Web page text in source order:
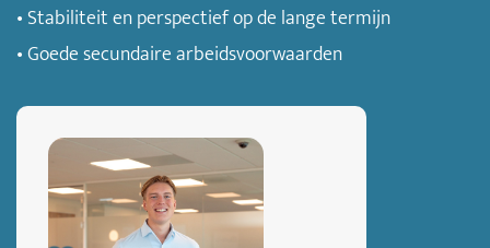
• Stabiliteit en perspectief op de lange termijn
• Goede secundaire arbeidsvoorwaarden